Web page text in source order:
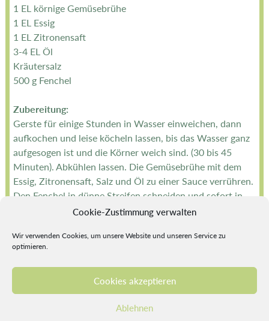
Cookie-Zustimmung verwalten
Wir verwenden Cookies, um unsere Website und unseren Service zu
optimieren.
Cookies akzeptieren
Ablehnen
1 EL körnige Gemüsebrühe
1 EL Essig
1 EL Zitronensaft
3-4 EL Öl
Kräutersalz
500 g Fenchel
Zubereitung:
Gerste für einige Stunden in Wasser einweichen, dann
aufkochen und leise köcheln lassen, bis das Wasser ganz
aufgesogen ist und die Körner weich sind. (30 bis 45
Minuten). Abkühlen lassen. Die Gemüsebrühe mit dem
Essig, Zitronensaft, Salz und Öl zu einer Sauce verrühren.
Den Fenchel in dünne Streifen schneiden und sofort in
die Sauce geben, damit er sich nicht verfärbt. Die Körner
Schnittlauch bestreuen.
Datenschutzerklärung Cookie-Richtlinie (EU)